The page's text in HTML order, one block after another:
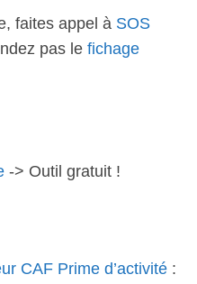
faites appel à SOS
pas le fichage
-> Outil gratuit !
CAF Prime d’activité :